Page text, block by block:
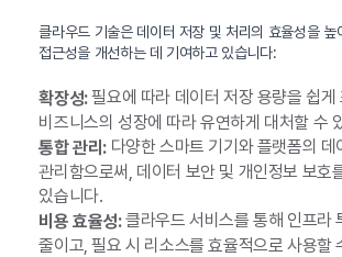
클라우드 기술은 데이터 저장 및 처리의 효율성을 높
접근성을 개선하는 데 기여하고 있습니다:
확장성:필요에 따라 데이터 저장 용량을 쉽게
비즈니스의 성장에 따라 유연하게 대처할 수
통합 관리:다양한 스마트 기기와 플랫폼의 데
관리함으로써, 데이터 보안 및 개인정보 보호
있습니다.
비용 효율성:클라우드 서비스를 통해 인프라
줄이고, 필요 시 리소스를 효율적으로 사용할